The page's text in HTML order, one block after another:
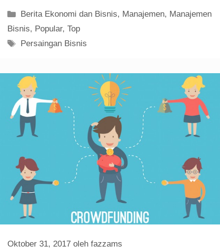
Kategori
Berita Ekonomi dan Bisnis, Manajemen, Manajemen
Bisnis, Popular, Top
Tag
Persaingan Bisnis
Oktober 31, 2017 oleh fazzams